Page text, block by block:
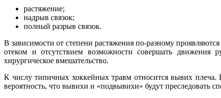
растяжение;
надрыв связок;
полный разрыв связок.
В зависимости от степени растяжения по-разному
отеком и отсутствием возможности совершать движения
хирургическое вмешательство.
К числу типичных хоккейных травм относится вывих
вероятность, что вывихи и «подвывихи» будут преследовать